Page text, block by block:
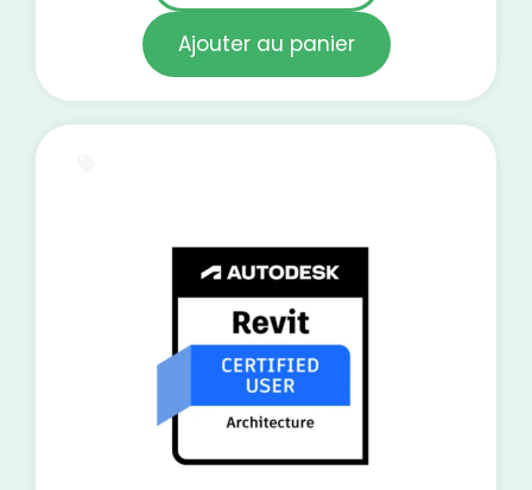
Ajouter au panier